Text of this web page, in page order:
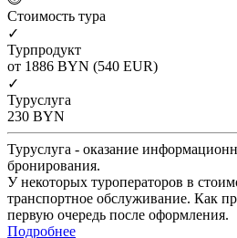
Cтоимость тура
✓
Турпродукт
от 1886 BYN (540 EUR)
✓
Туруслуга
230 BYN
Туруслуга - оказание
бронирования.
У некоторых туроператоров в
транспортное обслуживание. Как
первую очередь после оформления.
Подробнее